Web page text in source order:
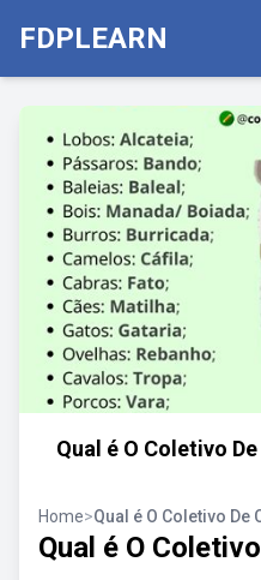
FDPLEARN
Qual é O Coletivo
Home>Qual é O Coletivo De
Qual é O